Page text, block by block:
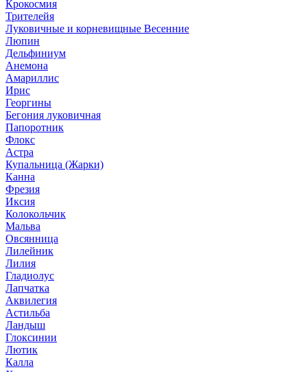
Крокосмия
Трителейя
Луковичные и корневищные Весенние
Люпин
Дельфиниум
Анемона
Амариллис
Ирис
Георгины
Бегония луковичная
Папоротник
Флокс
Астра
Купальница (Жарки)
Канна
Фрезия
Иксия
Колокольчик
Мальва
Овсянница
Лилейник
Лилия
Гладиолус
Лапчатка
Аквилегия
Астильба
Ландыш
Глоксинии
Лютик
Калла